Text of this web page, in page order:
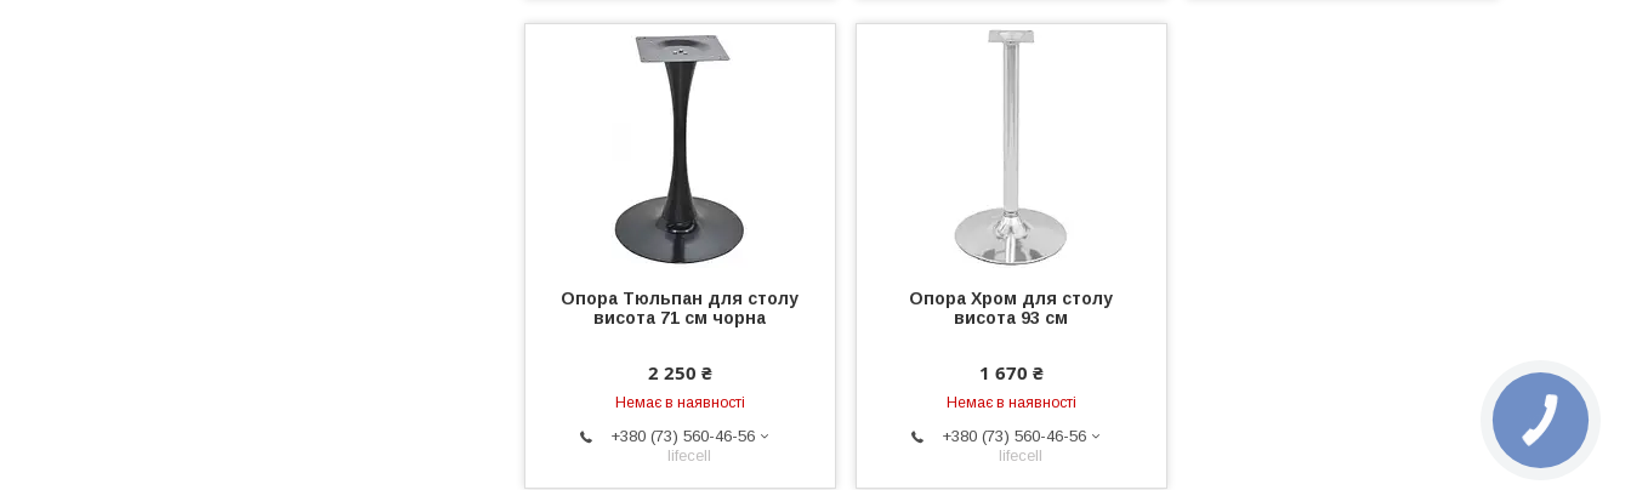
Опора Тюльпан для столу
висота 71 см чорна
2 250 ₴
Немає в наявності
+380 (73) 560-46-56
lifecell
Опора Хром для столу
висота 93 см
1 670 ₴
Немає в наявності
+380 (73) 560-46-56
lifecell